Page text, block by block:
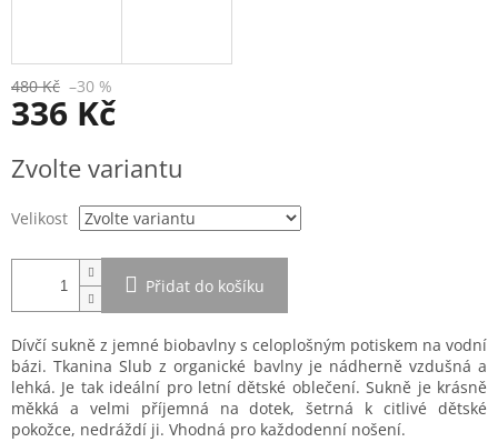
480 Kč –30 %
336 Kč
cena:
Zvolte variantu
Velikost
Přidat do košíku
Dívčí sukně z jemné biobavlny s celoplošným potiskem na vodní
bázi. Tkanina Slub z organické bavlny je nádherně vzdušná a
lehká. Je tak ideální pro letní dětské oblečení. Sukně je krásně
měkká a velmi příjemná na dotek, šetrná k citlivé dětské
pokožce, nedráždí ji. Vhodná pro každodenní nošení.